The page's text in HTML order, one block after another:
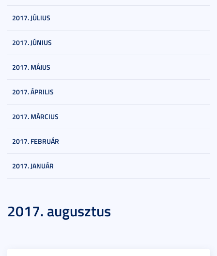
2017. JÚLIUS
2017. JÚNIUS
2017. MÁJUS
2017. ÁPRILIS
2017. MÁRCIUS
2017. FEBRUÁR
2017. JANUÁR
2017. augusztus